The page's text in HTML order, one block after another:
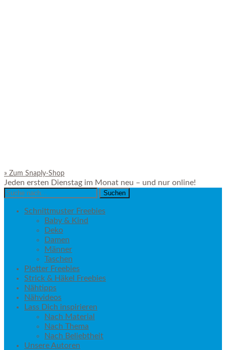
» Zum Snaply-Shop
Jeden ersten Dienstag im Monat neu – und nur online!
Search
Schnittmuster Freebies
Baby & Kind
Deko
Damen
Männer
Taschen
Plotter Freebies
Strick & Häkel Freebies
Nähtipps
Nähvideos
Lass Dich inspirieren
Nach Material
Nach Thema
Nach Beliebtheit
Unsere Autoren